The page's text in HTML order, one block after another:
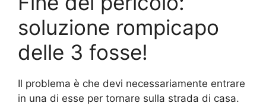
soluzione rompicapo
delle 3 fosse!
Il problema è che devi necessariamente entrare
in una di esse per tornare sulla strada di casa.